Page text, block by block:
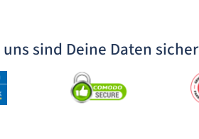
uns sind Deine Daten sicher